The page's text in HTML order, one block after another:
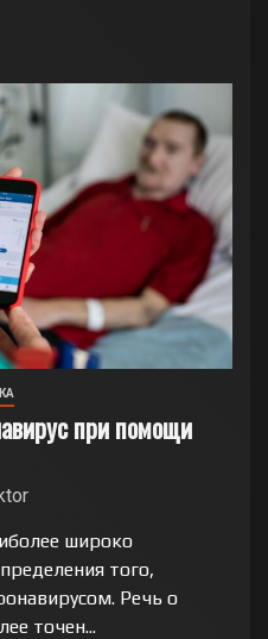
при помощи
широко
того,
Речь о
точен...